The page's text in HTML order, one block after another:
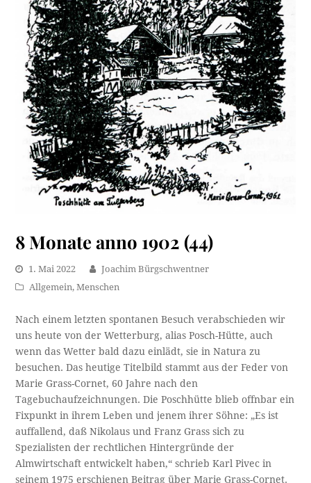
8 Monate anno 1902 (44)
1. Mai 2022
Joachim Bürgschwentner
Allgemein,Menschen
Nach einem letzten spontanen Besuch verabschieden wir
uns heute von der Wetterburg, alias Posch-Hütte, auch
wenn das Wetter bald dazu einlädt, sie in Natura zu
besuchen. Das heutige Titelbild stammt aus der Feder von
Marie Grass-Cornet, 60 Jahre nach den
Tagebuchaufzeichnungen. Die Poschhütte blieb offnbar ein
Fixpunkt in ihrem Leben und jenem ihrer Söhne: „Es ist
auffallend, daß Nikolaus und Franz Grass sich zu
Spezialisten der rechtlichen Hintergründe der
Almwirtschaft entwickelt haben,“ schrieb Karl Pivec in
seinem 1975 erschienen Beitrag über Marie Grass-Cornet.